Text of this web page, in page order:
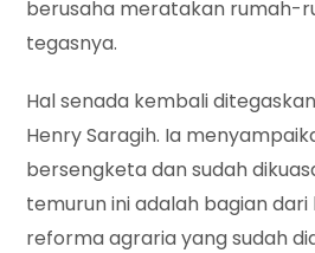
berusaha meratakan rumah-
tegasnya.
Hal senada kembali
Henry Saragih. Ia
bersengketa dan sudah
temurun ini adalah bagian
reforma agraria yang sudah